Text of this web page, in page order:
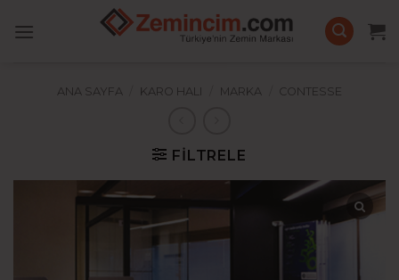
atla
ANA SAYFA KARO HALI MARKA CONTESSE
FILTRELE